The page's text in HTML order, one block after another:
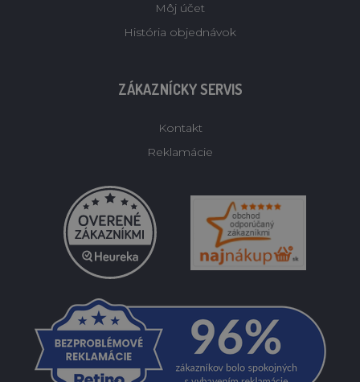
Môj účet
História objednávok
ZÁKAZNÍCKY SERVIS
Kontakt
Reklamácie